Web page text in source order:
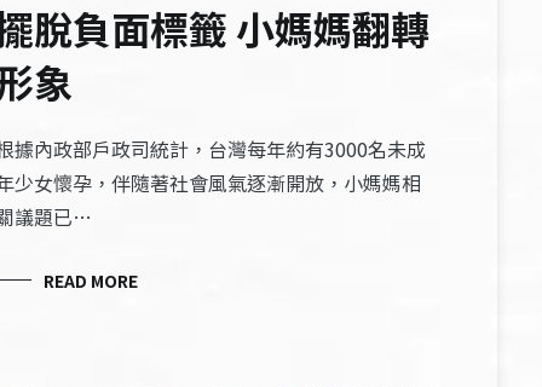
脫負面標籤 小媽媽翻轉
象
據內政部戶政司統計，台灣每年約有3000名未成
少女懷孕，伴隨著社會風氣逐漸開放，小媽媽相
議題已…
READ MORE